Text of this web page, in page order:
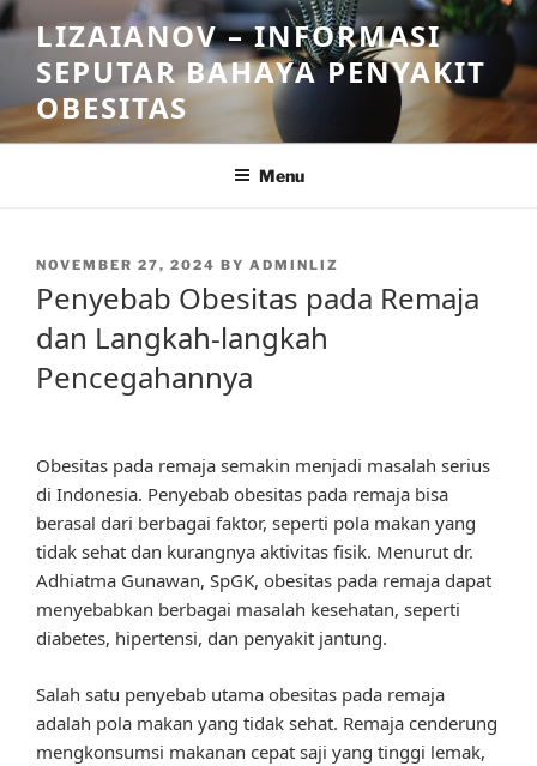
Skip
to
content
LIZAIANOV – INFORMASI
SEPUTAR BAHAYA PENYAKIT
OBESITAS
Menu
POSTED
NOVEMBER 27, 2024 BY ADMINLIZ
Penyebab Obesitas pada Remaja
dan Langkah-langkah
Pencegahannya
Obesitas pada remaja semakin menjadi masalah serius
di Indonesia. Penyebab obesitas pada remaja bisa
berasal dari berbagai faktor, seperti pola makan yang
tidak sehat dan kurangnya aktivitas fisik. Menurut dr.
Adhiatma Gunawan, SpGK, obesitas pada remaja dapat
menyebabkan berbagai masalah kesehatan, seperti
diabetes, hipertensi, dan penyakit jantung.
Salah satu penyebab utama obesitas pada remaja
adalah pola makan yang tidak sehat. Remaja cenderung
mengkonsumsi makanan cepat saji yang tinggi lemak,